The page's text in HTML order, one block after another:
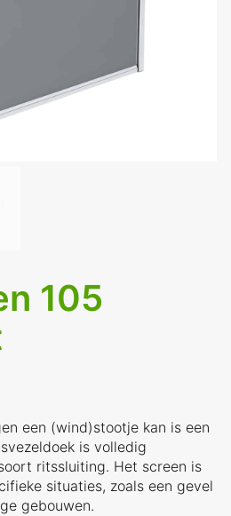
105
een (wind)stootje kan is een
is volledig
ritssluiting. Het screen is
situaties, zoals een gevel
gebouwen.